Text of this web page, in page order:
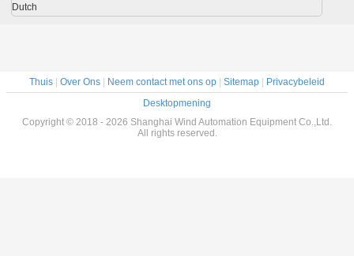
Dutch
Thuis Over Ons Neem contact met ons op Sitemap
Privacybeleid
Desktopmening
Copyright © 2018 - 2026 Shanghai Wind Automation Equipment Co.,Ltd.
All rights reserved.